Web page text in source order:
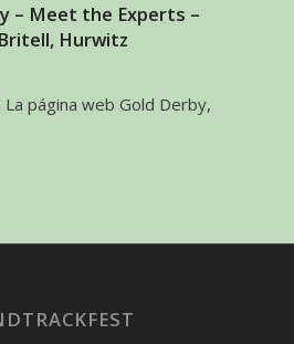
– Meet the Experts –
Hurwitz
página web Gold Derby,